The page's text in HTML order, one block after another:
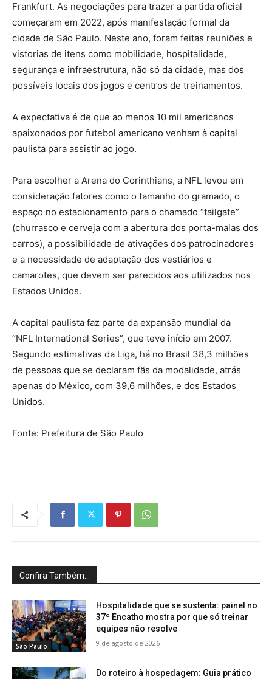
Frankfurt. As negociações para trazer a partida oficial
começaram em 2022, após manifestação formal da
cidade de São Paulo. Neste ano, foram feitas reuniões e
vistorias de itens como mobilidade, hospitalidade,
segurança e infraestrutura, não só da cidade, mas dos
possíveis locais dos jogos e centros de treinamentos.
A expectativa é de que ao menos 10 mil americanos
apaixonados por futebol americano venham à capital
paulista para assistir ao jogo.
Para escolher a Arena do Corinthians, a NFL levou em
consideração fatores como o tamanho do gramado, o
espaço no estacionamento para o chamado “tailgate”
(churrasco e cerveja com a abertura dos porta-malas dos
carros), a possibilidade de ativações dos patrocinadores
e a necessidade de adaptação dos vestiários e
camarotes, que devem ser parecidos aos utilizados nos
Estados Unidos.
A capital paulista faz parte da expansão mundial da
“NFL International Series”, que teve início em 2007.
Segundo estimativas da Liga, há no Brasil 38,3 milhões
de pessoas que se declaram fãs da modalidade, atrás
apenas do México, com 39,6 milhões, e dos Estados
Unidos.
Fonte: Prefeitura de São Paulo
Confira Também...
São Paulo
Hospitalidade que se sustenta: painel no
37º Encatho mostra por que só treinar
equipes não resolve
9 de agosto de 2026
Do roteiro à hospedagem: Guia prático